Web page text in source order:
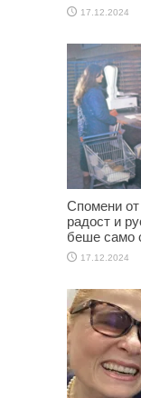
17.12.2024
Спомени
радост и
беше само
17.12.2024